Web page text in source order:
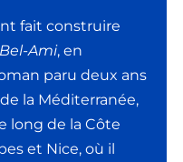
fait construire
Bel-Ami, en
paru deux ans
la Méditerranée,
long de la Côte
et Nice, où il